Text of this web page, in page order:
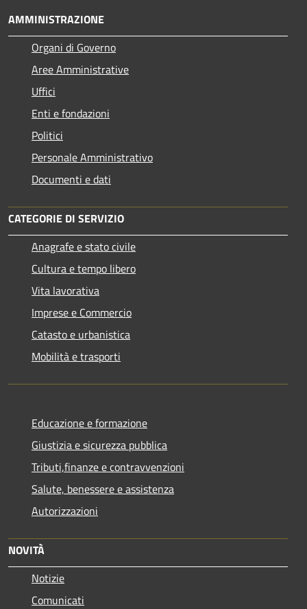
AMMINISTRAZIONE
Organi di Governo
Aree Amministrative
Uffici
Enti e fondazioni
Politici
Personale Amministrativo
Documenti e dati
CATEGORIE DI SERVIZIO
Anagrafe e stato civile
Cultura e tempo libero
Vita lavorativa
Imprese e Commercio
Catasto e urbanistica
Mobilità e trasporti
Educazione e formazione
Giustizia e sicurezza pubblica
Tributi,finanze e contravvenzioni
Salute, benessere e assistenza
Autorizzazioni
NOVITÀ
Notizie
Comunicati